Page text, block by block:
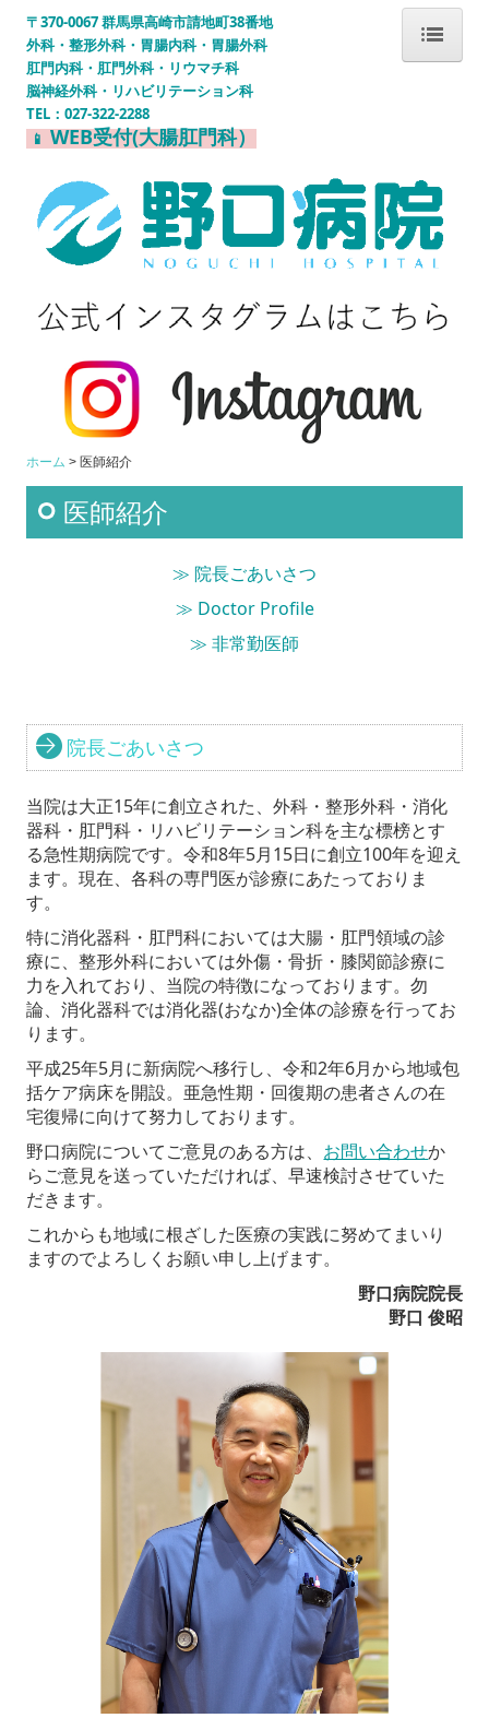
ホーム
医師紹介
病院案内
外来診療
医療連携室
Wi-Fiサービスのご案内
入院される方
お問い合わせ
〒370-0067 群馬県高崎市請地町38番地
外科・整形外科・胃腸内科・胃腸外科
肛門内科・肛門外科・リウマチ科
脳神経外科・リハビリテーション科
TEL：027-322-2288
📱 WEB受付(大腸肛門科）
ホーム 医師紹介
医師紹介
≫ 院長ごあいさつ
≫ Doctor Profile
≫ 非常勤医師
院長ごあいさつ
当院は大正15年に創立された、外科・整形外科・消化
器科・肛門科・リハビリテーション科を主な標榜とす
る急性期病院です。令和8年5月15日に創立100年を迎え
ます。現在、各科の専門医が診療にあたっておりま
す。
特に消化器科・肛門科においては大腸・肛門領域の診
療に、整形外科においては外傷・骨折・膝関節診療に
力を入れており、当院の特徴になっております。勿
論、消化器科では消化器(おなか)全体の診療を行ってお
ります。
平成25年5月に新病院へ移行し、令和2年6月から地域包
括ケア病床を開設。亜急性期・回復期の患者さんの在
宅復帰に向けて努力しております。
野口病院についてご意見のある方は、 お問い合わせか
らご意見を送っていただければ、早速検討させていた
だきます。
これからも地域に根ざした医療の実践に努めてまいり
ますのでよろしくお願い申し上げます。
野口病院院長
野口 俊昭